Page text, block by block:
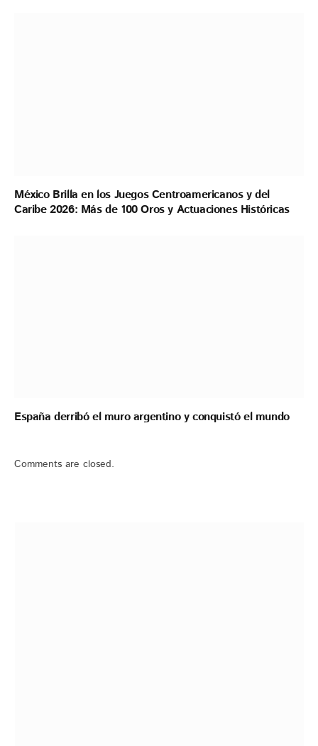
México Brilla en los Juegos Centroamericanos y del
Caribe 2026: Más de 100 Oros y Actuaciones Históricas
España derribó el muro argentino y conquistó el mundo
Comments are closed.